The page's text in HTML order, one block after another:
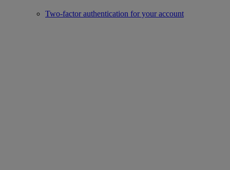
Two-factor authentication for your account